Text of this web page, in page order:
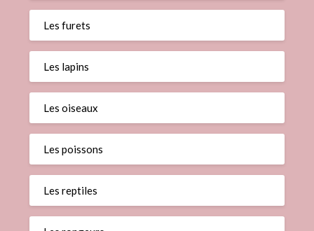
Les furets
Les lapins
Les oiseaux
Les poissons
Les reptiles